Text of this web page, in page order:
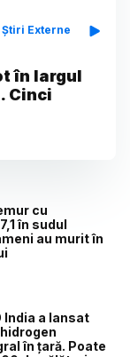
Știri Externe
în largul
Cinci
cu
în sudul
au murit în
India a lansat
în țară. Poate